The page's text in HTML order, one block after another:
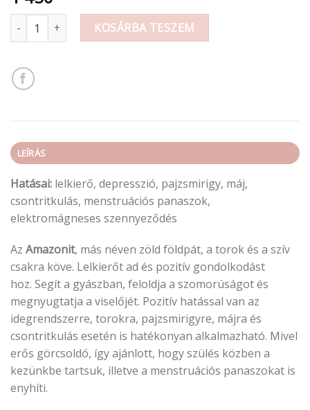
Ásvány karkötő / Amazonit mennyiség
KOSÁRBA TESZEM
LEÍRÁS
Hatásai: lelkierő, depresszió, pajzsmirigy, máj,
csontritkulás, menstruációs panaszok,
elektromágneses szennyeződés
Az Amazonit, más néven zöld földpát, a torok és a szív
csakra köve. Lelkierőt ad és pozitív gondolkodást
hoz. Segít a gyászban, feloldja a szomorúságot és
megnyugtatja a viselőjét. Pozitív hatással van az
idegrendszerre, torokra, pajzsmirigyre, májra és
csontritkulás esetén is hatékonyan alkalmazható. Mivel
erős görcsoldó, így ajánlott, hogy szülés közben a
kezünkbe tartsuk, illetve a menstruációs panaszokat is
enyhíti.